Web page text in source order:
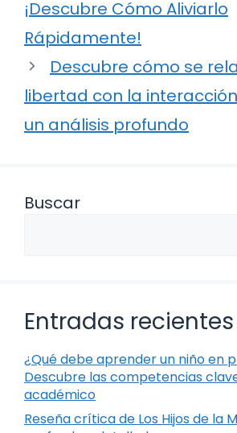
¡Descubre Cómo Aliviarlo
Rápidamente!
Descubre cómo se
libertad con la
un análisis profundo
Buscar
Entradas recientes
¿Qué debe aprender un niño en
Descubre las competencias
académico
Reseña crítica de Los Hijos de la